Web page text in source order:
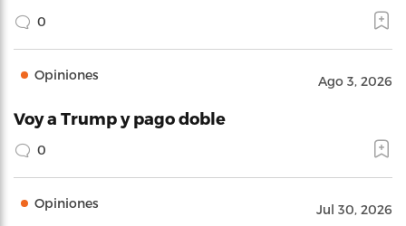
0
Opiniones Ago 3, 2026
Voy a Trump y pago doble
0
Opiniones Jul 30, 2026